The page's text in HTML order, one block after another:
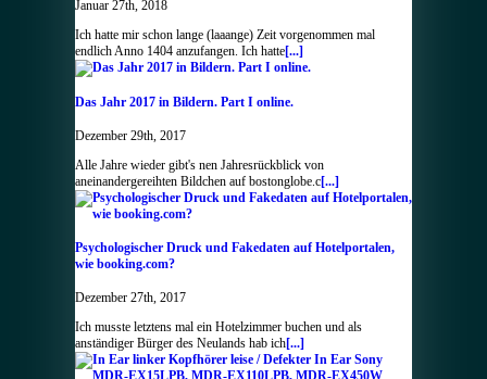
Januar 27th, 2018
Ich hatte mir schon lange (laaange) Zeit vorgenommen mal
endlich Anno 1404 anzufangen. Ich hatte[...]
Das Jahr 2017 in Bildern. Part I online.
Dezember 29th, 2017
Alle Jahre wieder gibt's nen Jahresrückblick von
aneinandergereihten Bildchen auf bostonglobe.c[...]
Psychologischer Druck und Fakedaten auf Hotelportalen,
wie booking.com?
Dezember 27th, 2017
Ich musste letztens mal ein Hotelzimmer buchen und als
anständiger Bürger des Neulands hab ich[...]